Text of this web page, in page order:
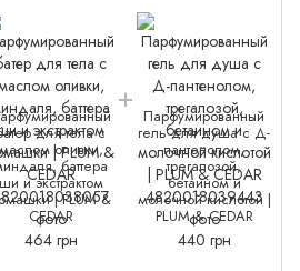
для тела с
оливки,
баттера
ши и экстрактом
| PLUM &
CEDAR
464 грн
Парфумированный
гель для душа с Д-
пантенолом,
трегалозой,
бетаином и
молочной кислотой |
PLUM & CEDAR
440 грн